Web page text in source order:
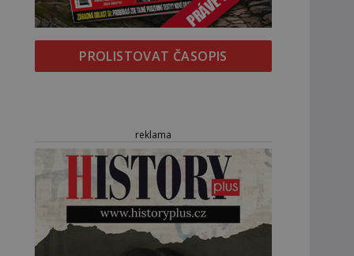
PROLISTOVAT ČASOPIS
reklama